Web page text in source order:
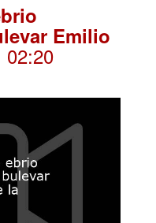
Emilio
02:20